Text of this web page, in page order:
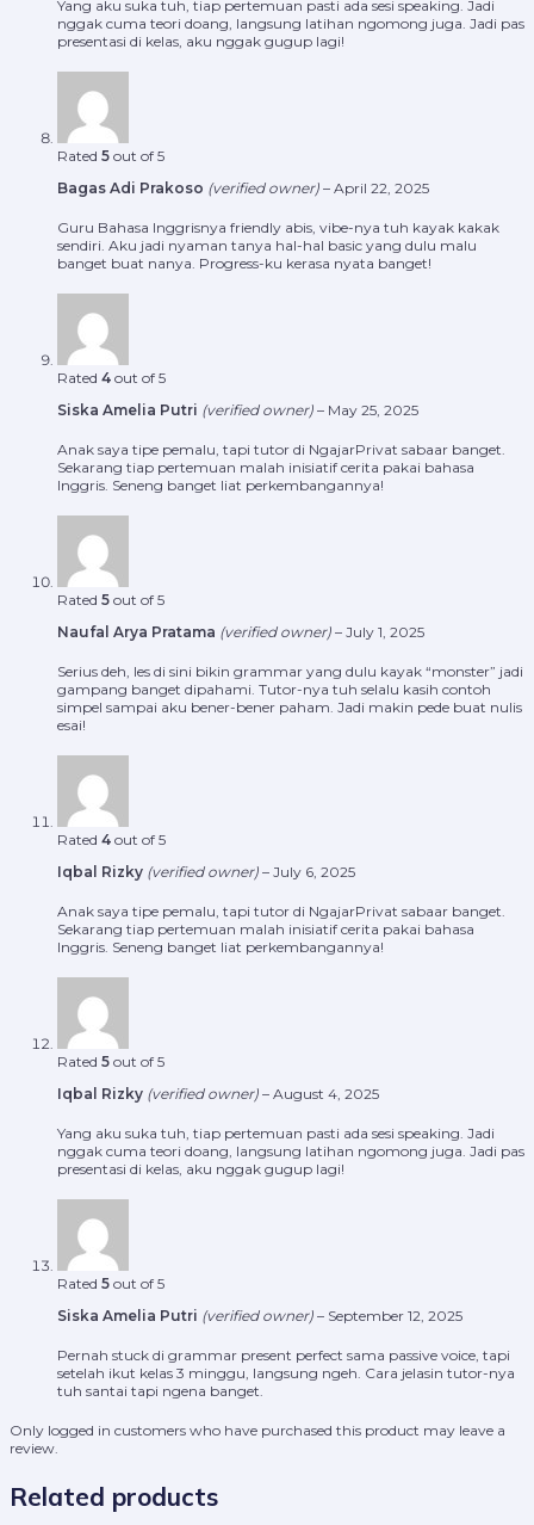
Yang aku suka tuh, tiap pertemuan pasti ada sesi speaking. Jadi
nggak cuma teori doang, langsung latihan ngomong juga. Jadi pas
presentasi di kelas, aku nggak gugup lagi!
Rated 5 out of 5
Bagas Adi Prakoso (verified owner) – April 22, 2025
Guru Bahasa Inggrisnya friendly abis, vibe-nya tuh kayak kakak
sendiri. Aku jadi nyaman tanya hal-hal basic yang dulu malu
banget buat nanya. Progress-ku kerasa nyata banget!
Rated 4 out of 5
Siska Amelia Putri (verified owner) – May 25, 2025
Anak saya tipe pemalu, tapi tutor di NgajarPrivat sabaar banget.
Sekarang tiap pertemuan malah inisiatif cerita pakai bahasa
Inggris. Seneng banget liat perkembangannya!
Rated 5 out of 5
Naufal Arya Pratama (verified owner) – July 1, 2025
Serius deh, les di sini bikin grammar yang dulu kayak “monster” jadi
gampang banget dipahami. Tutor-nya tuh selalu kasih contoh
simpel sampai aku bener-bener paham. Jadi makin pede buat nulis
esai!
Rated 4 out of 5
Iqbal Rizky (verified owner) – July 6, 2025
Anak saya tipe pemalu, tapi tutor di NgajarPrivat sabaar banget.
Sekarang tiap pertemuan malah inisiatif cerita pakai bahasa
Inggris. Seneng banget liat perkembangannya!
Rated 5 out of 5
Iqbal Rizky (verified owner) – August 4, 2025
Yang aku suka tuh, tiap pertemuan pasti ada sesi speaking. Jadi
nggak cuma teori doang, langsung latihan ngomong juga. Jadi pas
presentasi di kelas, aku nggak gugup lagi!
Rated 5 out of 5
Siska Amelia Putri (verified owner) – September 12, 2025
Pernah stuck di grammar present perfect sama passive voice, tapi
setelah ikut kelas 3 minggu, langsung ngeh. Cara jelasin tutor-nya
tuh santai tapi ngena banget.
Only logged in customers who have purchased this product may leave a
review.
Related products